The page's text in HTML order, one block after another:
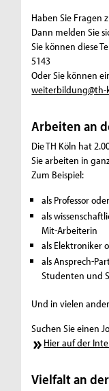
Haben Sie Fragen
Dann melden Sie
Sie können diese
5143
Oder Sie können
weiterbildung@th-
Arbeiten an
Die TH Köln hat
Sie arbeiten in
Zum Beispiel:
als Professor
als
Mit-Arbeiterin
als Elektroniker
als Ansprech-
Studenten und
Und in vielen
Suchen Sie einen
Hier auf der
Vielfalt an